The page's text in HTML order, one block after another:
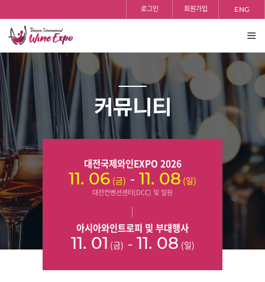
건너뛰기
로그인 회원가입 ENG
전체
보기
커뮤니티
대전국제와인EXPO 2026
11. 06 (금) - 11. 08 (일)
대전컨벤션센터(DCC) 및 일원
아시아와인트로피 및 부대행사
11. 01 (금) - 11. 08 (일)